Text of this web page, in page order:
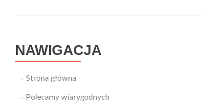
NAWIGACJA
Strona główna
Polecamy wiarygodnych